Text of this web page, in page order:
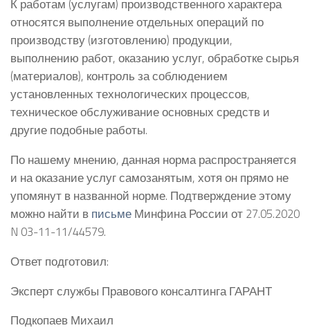
К работам (услугам) производственного характера
относятся выполнение отдельных операций по
производству (изготовлению) продукции,
выполнению работ, оказанию услуг, обработке сырья
(материалов), контроль за соблюдением
установленных технологических процессов,
техническое обслуживание основных средств и
другие подобные работы.
По нашему мнению, данная норма распространяется
и на оказание услуг самозанятым, хотя он прямо не
упомянут в названной норме. Подтверждение этому
можно найти в письме Минфина России от 27.05.2020
N 03-11-11/44579.
Ответ подготовил:
Эксперт службы Правового консалтинга ГАРАНТ
Подкопаев Михаил